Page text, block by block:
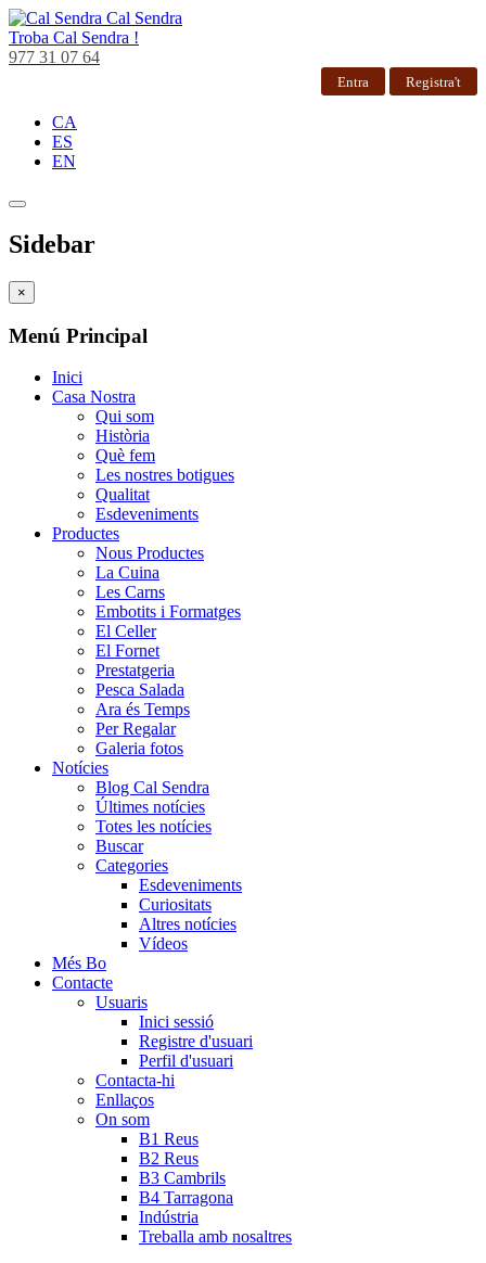
Cal Sendra
Troba Cal Sendra !
977 31 07 64
Entra Registra't
CA
ES
EN
Sidebar
×
Menú Principal
Inici
Casa Nostra
Qui som
Història
Què fem
Les nostres botigues
Qualitat
Esdeveniments
Productes
Nous Productes
La Cuina
Les Carns
Embotits i Formatges
El Celler
El Fornet
Prestatgeria
Pesca Salada
Ara és Temps
Per Regalar
Galeria fotos
Notícies
Blog Cal Sendra
Últimes notícies
Totes les notícies
Buscar
Categories
Esdeveniments
Curiositats
Altres notícies
Vídeos
Més Bo
Contacte
Usuaris
Inici sessió
Registre d'usuari
Perfil d'usuari
Contacta-hi
Enllaços
On som
B1 Reus
B2 Reus
B3 Cambrils
B4 Tarragona
Indústria
Treballa amb nosaltres